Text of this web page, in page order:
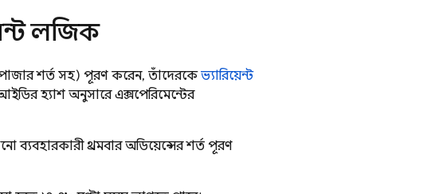
লজিক
শর্ত সহ) পূরণ করেন, তাঁদেরকেভ্যারিয়েন্ট
হ্যাশ অনুসারে এক্সপেরিমেন্টের
প্রথমবার অডিয়েন্সের শর্ত পূরণ